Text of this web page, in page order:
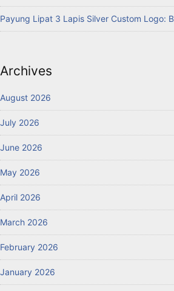
Payung Lipat 3 Lapis Silver Custom Logo:
Archives
August 2026
July 2026
June 2026
May 2026
April 2026
March 2026
February 2026
January 2026